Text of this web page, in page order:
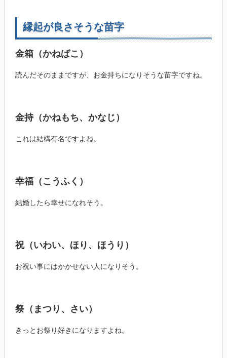
縁起が良さそうな苗字
金箱（かねばこ）
読んだそのままですが、お金持ちになりそうな苗字ですね。
金持（かねもち、かなじ）
これは結構有名ですよね。
幸福（こうふく）
結婚したら幸せになれそう。
祝（いわい、ほり、ほうり）
お祝い事にはかかせない人になりそう。
祭（まつり、さい）
きっとお祭り好きになりますよね。